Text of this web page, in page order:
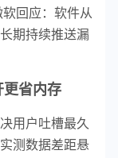
软回应：软件从
期持续推送漏
更省内存
用户吐槽最久
测数据差距悬